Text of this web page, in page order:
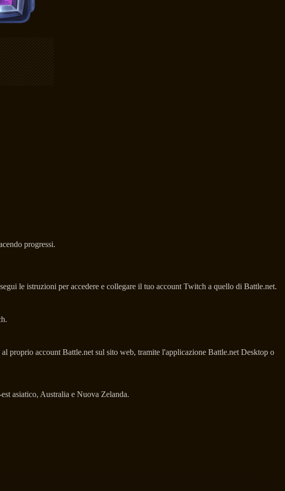
progressi.
le istruzioni per accedere e collegare il tuo account Twitch a quello di Battle.net.
proprio account Battle.net sul sito web, tramite l'applicazione Battle.net Desktop o
asiatico, Australia e Nuova Zelanda.